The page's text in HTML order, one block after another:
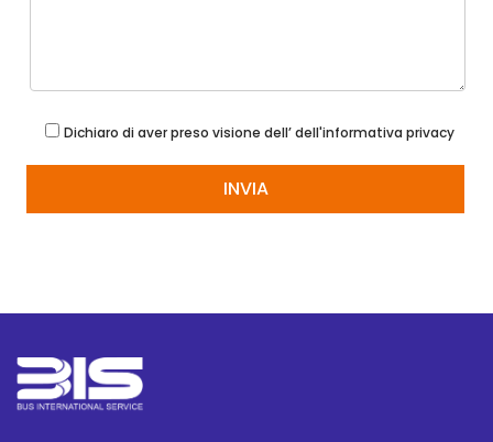
Dichiaro di aver preso visione dell’dell'informativa privacy